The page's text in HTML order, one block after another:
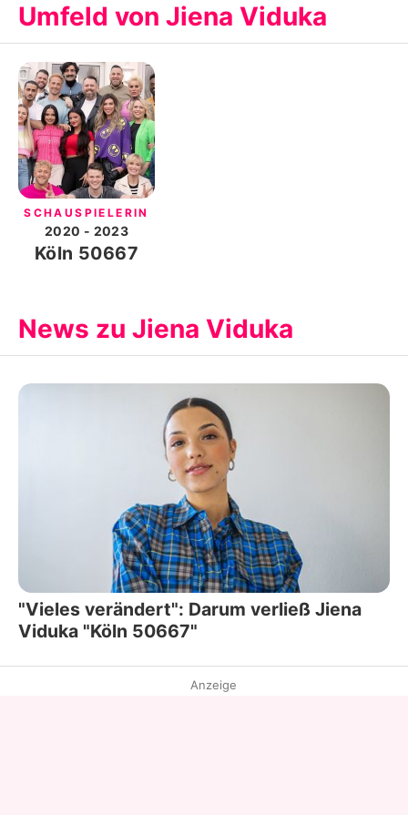
Umfeld von Jiena Viduka
SCHAUSPIELERIN
2020 - 2023
Köln 50667
News zu Jiena Viduka
"Vieles verändert": Darum verließ Jiena
Viduka "Köln 50667"
Anzeige